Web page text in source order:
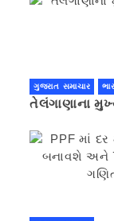
ગુજરાત સમાચાર
તેલંગાણાના